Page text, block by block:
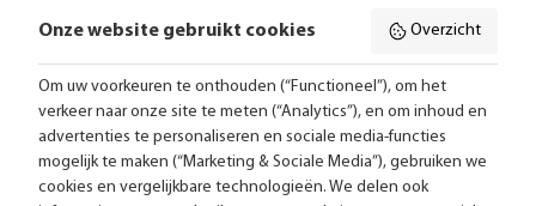
Volg ons online:
Gratis bezorging vanaf 99,-
Advies op maat
Onze website gebruikt cookies Overzicht
Om uw voorkeuren te onthouden (“Functioneel”), om het
verkeer naar onze site te meten (“Analytics”), en om inhoud en
advertenties te personaliseren en sociale media-functies
mogelijk te maken (“Marketing & Sociale Media”), gebruiken we
cookies en vergelijkbare technologieën. We delen ook